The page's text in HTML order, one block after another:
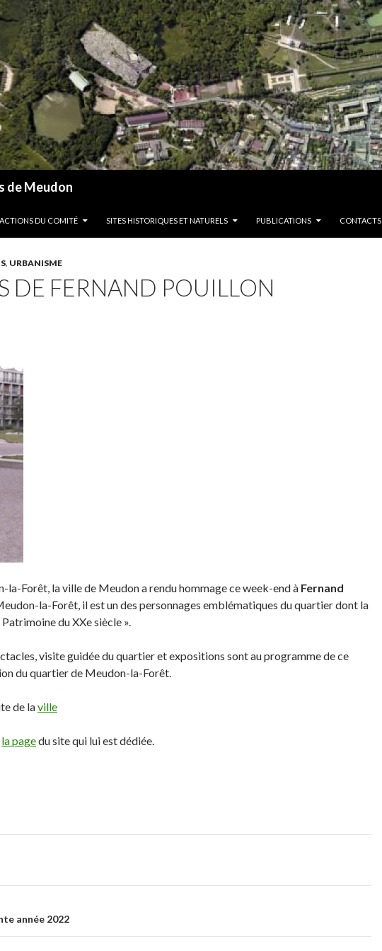
de Meudon
ACTIONS DU COMITÉ SITES HISTORIQUES ET NATURELS PUBLICATIONS CONTACTS
, URBANISME
DE FERNAND POUILLON
la-Forêt, la ville de Meudon a rendu hommage ce week-end à Fernand
la-Forêt, il est un des personnages emblématiques du quartier dont la
du XXe siècle ».
visite guidée du quartier et expositions sont au programme de ce
du quartier de Meudon-la-Forêt.
de laville
la pagedu site qui lui est dédiée.
année 2022